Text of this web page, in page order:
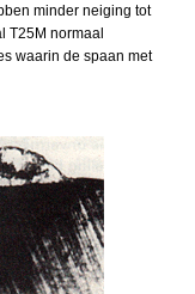
minder neiging tot
T25M normaal
waarin de spaan met